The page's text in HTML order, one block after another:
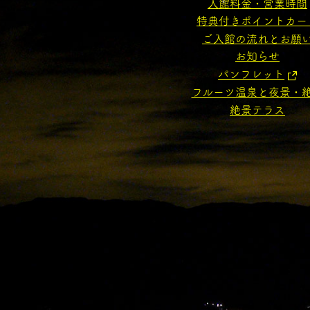
入館料金・営業時間
特典付きポイントカー
ご入館の流れとお願
お知らせ
パンフレット
フルーツ温泉と夜景・
絶景テラス